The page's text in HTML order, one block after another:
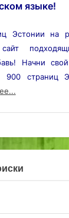
языке!
Эстонии на
Начни
900 страниц